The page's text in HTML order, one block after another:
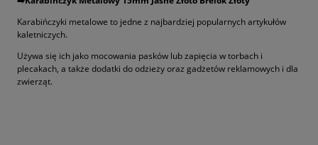
Karabińczyki metalowe to jedne z najbardziej popularnych artykułów
kaletniczych.
Używa się ich jako mocowania pasków lub zapięcia w torbach i
plecakach, a także dodatki do odzieży oraz gadżetów reklamowych i dla
zwierząt.